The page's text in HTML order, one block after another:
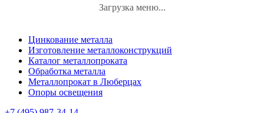
Загрузка меню...
Цинкование металла
Изготовление металлоконструкций
Каталог металлопроката
Обработка металла
Металлопрокат в Люберцах
Опоры освещения